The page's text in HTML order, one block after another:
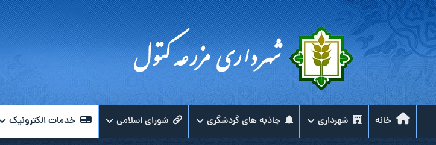
خانه شهرداری جاذبه های گردشگری شورای اسلامی خدمات الکترونیک